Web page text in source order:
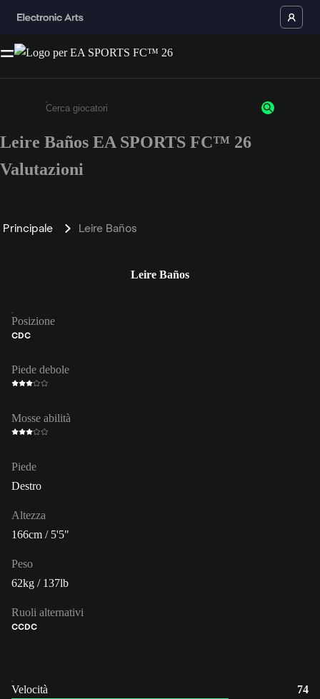
Inserisci un minimo di 3 caratteri o numeri.
Leire Baños EA SPORTS FC™ 26
Valutazioni
Principale Leire Baños
Leire Baños
Posizione
CDC
Piede debole
Mosse abilità
Piede
Destro
Altezza
166cm / 5'5"
Peso
62kg / 137lb
Ruoli alternativi
CCDC
Velocità
74